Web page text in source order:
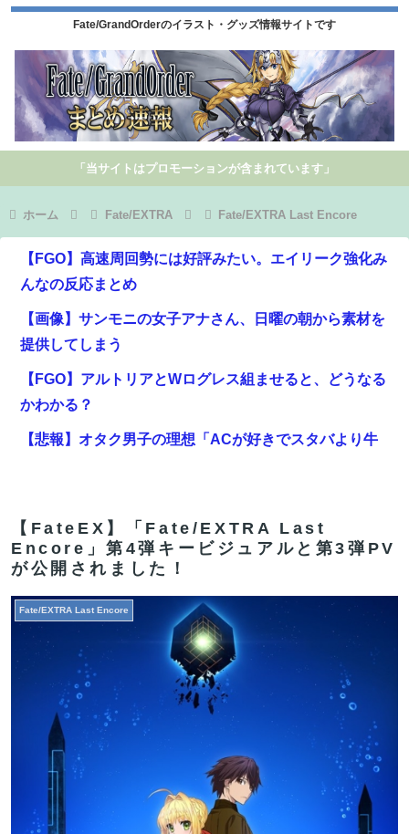
Fate/GrandOrderのイラスト・グッズ情報サイトです
「当サイトはプロモーションが含まれています」
ホーム Fate/EXTRA Fate/EXTRA Last Encore
【FGO】高速周回勢には好評みたい。エイリーク強化み
んなの反応まとめ
【画像】サンモニの女子アナさん、日曜の朝から素材を
提供してしまう
【FGO】アルトリアとWログレス組ませると、どうなる
かわかる？
【悲報】オタク男子の理想「ACが好きでスタバより牛
【FGO】アズライール周年としては盛り上がらない。あ
とで見せ場は来るんだろうけどキャラ印象がまだしょぼ
い
長崎の語り部のお爺ちゃん(84)、学生に『日本も核武装
が必要』と言われびっくり
【FGO】周年なんだからログレス復刻してくれたらいい
サンモニ「永住権は生活の基盤、外国人を締め上げれば
日本人が生きやすくなるは勘違い」
【FGO】邪馬台国の魔王。卑弥呼の強化つよい…デスチ
ェンジしないなら最適クリサポーター
【FateEX】「Fate/EXTRA Last
Encore」第4弾キービジュアルと第3弾PV
が公開されました！
Fate/EXTRA Last Encore